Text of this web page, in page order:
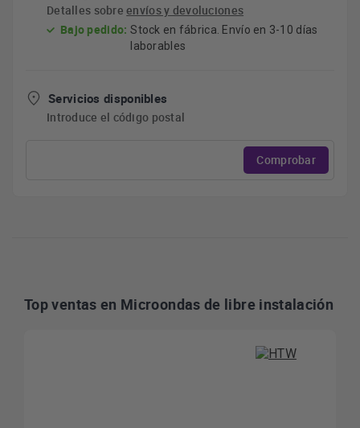
Detalles sobreenvíos y devoluciones
Bajo pedido: Stock en fábrica. Envío en 3-10 días
laborables
Servicios disponibles
Introduce el código postal
Comprobar
Top ventas en Microondas de libre instalación